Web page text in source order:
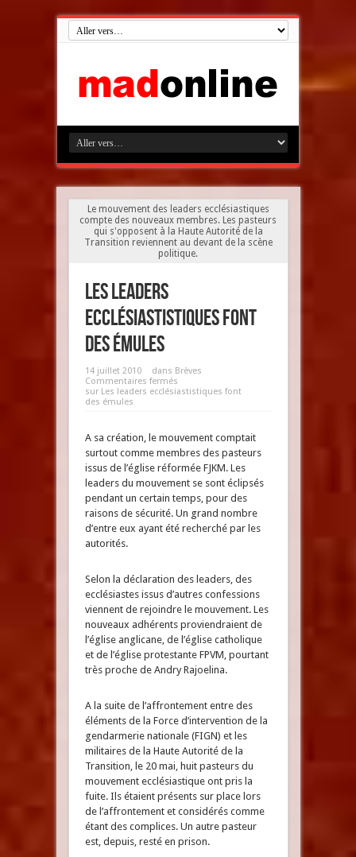
Le mouvement des leaders ecclésiastiques
compte des nouveaux membres. Les pasteurs
qui s'opposent à la Haute Autorité de la
Transition reviennent au devant de la scène
politique.
Les leaders
ecclésiastistiques font
des émules
14 juillet 2010 dans Brèves
Commentaires fermés
sur Les leaders ecclésiastistiques font
des émules
A sa création, le mouvement comptait
surtout comme membres des pasteurs
issus de l’église réformée FJKM. Les
leaders du mouvement se sont éclipsés
pendant un certain temps, pour des
raisons de sécurité. Un grand nombre
d’entre eux ayant été recherché par les
autorités.
Selon la déclaration des leaders, des
ecclésiastes issus d’autres confessions
viennent de rejoindre le mouvement. Les
nouveaux adhérents proviendraient de
l’église anglicane, de l’église catholique
et de l’église protestante FPVM, pourtant
très proche de Andry Rajoelina.
A la suite de l’affrontement entre des
éléments de la Force d’intervention de la
gendarmerie nationale (FIGN) et les
militaires de la Haute Autorité de la
Transition, le 20 mai, huit pasteurs du
mouvement ecclésiastique ont pris la
fuite. Ils étaient présents sur place lors
de l’affrontement et considérés comme
étant des complices. Un autre pasteur
est, depuis, resté en prison.